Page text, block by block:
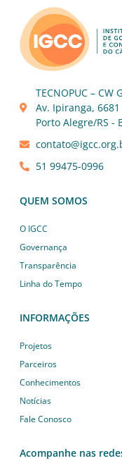
TECNOPUC – CW
Av. Ipiranga,
Porto Alegre/RS -
51 99475-0996
QUEM SOMOS
O IGCC
Governança
Transparência
Linha do Tempo
INFORMAÇÕES
Projetos
Parceiros
Conhecimentos
Notícias
Fale Conosco
Acompanhe nas